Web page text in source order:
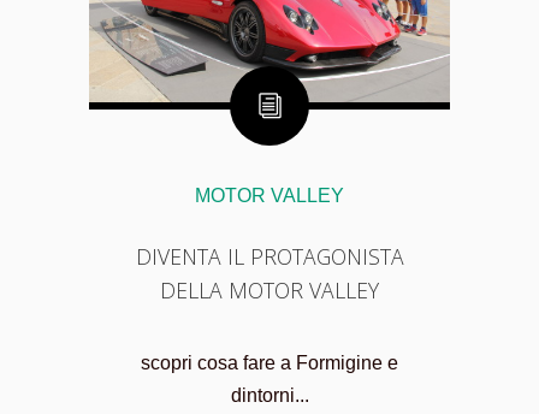
MOTOR VALLEY
DIVENTA IL PROTAGONISTA
DELLA MOTOR VALLEY
scopri cosa fare a Formigine e
dintorni...